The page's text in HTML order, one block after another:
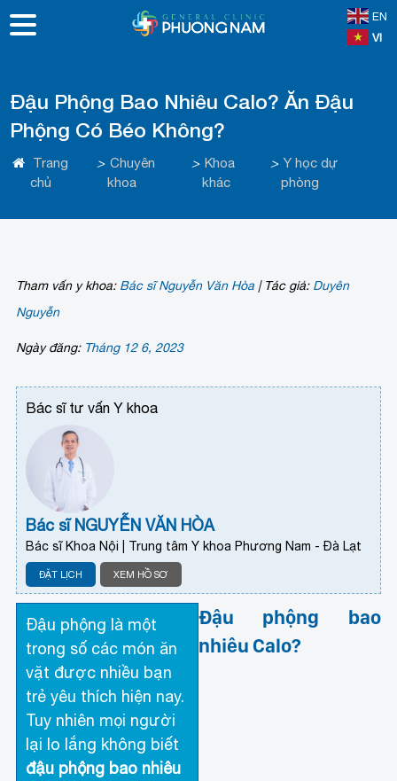
EN
VI
Đậu Phộng Bao Nhiêu Calo? Ăn Đậu
Phộng Có Béo Không?
Trang
chủ
> Chuyên
khoa
> Khoa
khác
> Y học dự
phòng
Tham vấn y khoa: Bác sĩ Nguyễn Văn Hòa |Tác giả: Duyên
Nguyễn
Ngày đăng: Tháng 12 6, 2023
Bác sĩ tư vấn Y khoa
Bác sĩ NGUYỄN VĂN HÒA
Bác sĩ Khoa Nội | Trung tâm Y khoa Phương Nam - Đà Lạt
ĐẶT LỊCH XEM HỒ SƠ
Đậu phộng là một
trong số các món ăn
vặt được nhiều bạn
trẻ yêu thích hiện nay.
Tuy nhiên mọi người
lại lo lắng không biết
đậu phộng bao nhiêu
Đậu phộng bao
nhiêu Calo?